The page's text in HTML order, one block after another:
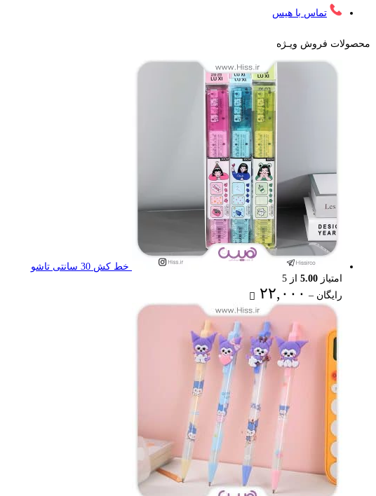
تماس با هیس
محصولات فروش ویـژه
خط کش 30 سانتی تاشو
امتیاز 5.00 از 5
رایگان – ۲۲,۰۰۰
رایگان
through
۲۲,۰۰۰ تومان